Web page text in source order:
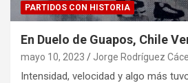
PARTIDOS CON HISTORIA
En Duelo de Guapos, Chile
mayo 10, 2023 Jorge Rodríguez
Intensidad, velocidad y algo más